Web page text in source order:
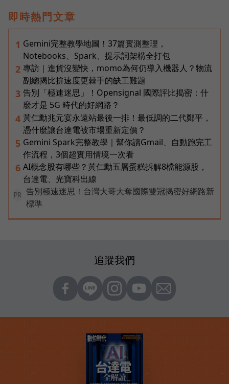
即時熱門文章
1 Gemini完整教學地圖！37篇實測整理，
Notebooks、Spark、提示詞架構全打包
2 專訪｜進貨沒變快，momo為何仍導入機器人？物流
副總揭比拚速度更棘手的缺工難題
3 告別「極速迷思」！Opensignal 國際評比揭密：什
麼才是 5G 時代的好網路？
4 黃仁勳兆元宴永遠站最後一排！最低調的二代鄭平，
憑什麼讓台達電被市場重新定價？
5 Gemini Spark完整教學｜幫你讀Gmail、自動跑完工
作流程，3個超實用情境一次看
6 AI概念股有哪些？黃仁勳五層蛋糕拆解8檔能源股，
台達電、光寶科出線
PR
告別極速迷思！台灣大哥大奪國際雙冠揭密好網路新
標準
追蹤我們